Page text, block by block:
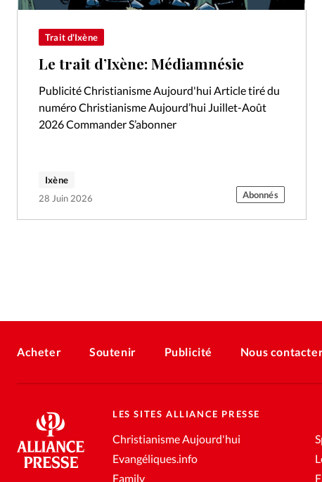
Trait d'Ixène
Le trait d’Ixène: Médiamnésie
Publicité Christianisme Aujourd'hui Article tiré du
numéro Christianisme Aujourd’hui Juillet-Août
2026 Commander S’abonner
Ixène
28 Juin 2026
Abonnés
Acheter Soutenir Publicité Nous
LES SITES ALLIANCE PRESSE
Christianisme Aujourd'hui
Evangéliques.info
Family